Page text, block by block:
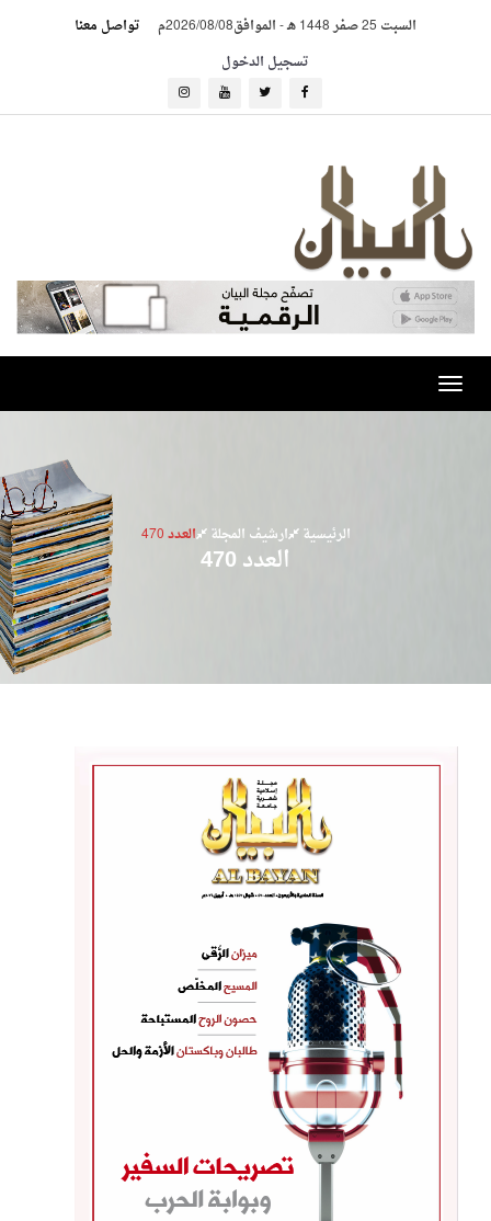
السبت 25 صفر 1448 هـ -الموافق2026/08/08م
تواصل معنا
تسجيل الدخول
Toggle
navigation
الرئيسية ارشيف المجلة العدد 470
العدد 470